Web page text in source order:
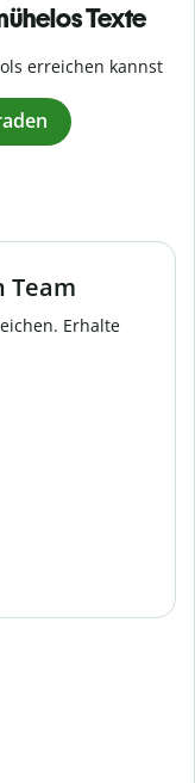
Texte
erreichen kannst
Team
Erhalte